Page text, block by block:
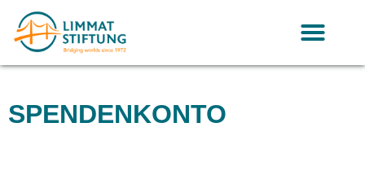
SPENDENKONTO